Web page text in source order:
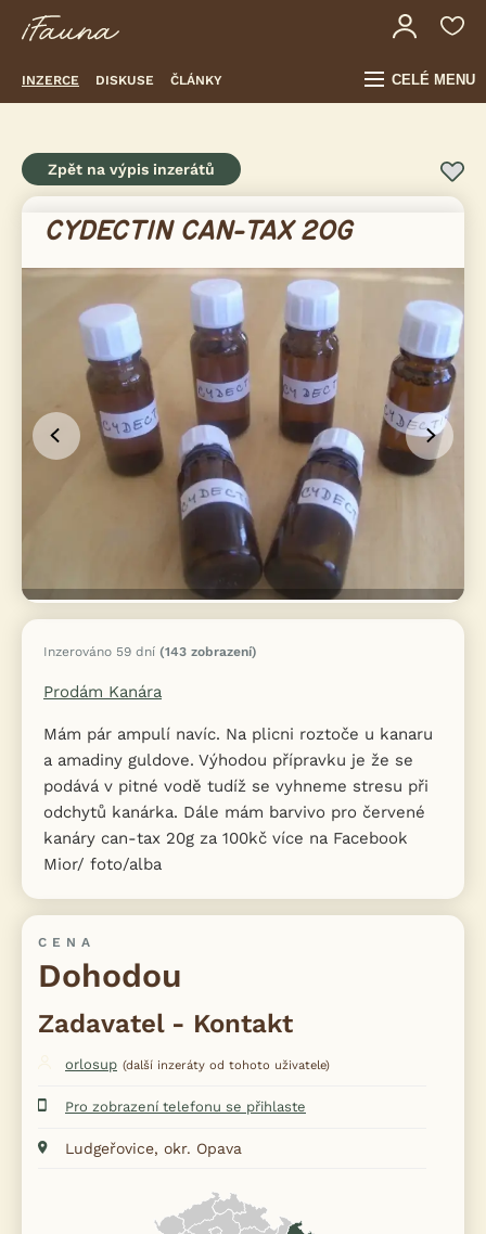
INZERCE DISKUSE ČLÁNKY CELÉ MENU
Zpět na výpis inzerátů
Inzerováno 59 dní (143 zobrazení)
Prodám Kanára
Mám pár ampulí navíc. Na plicni roztoče u kanaru
a amadiny guldove. Výhodou přípravku je že se
podává v pitné vodě tudíž se vyhneme stresu při
odchytů kanárka. Dále mám barvivo pro červené
kanáry can-tax 20g za 100kč více na Facebook
Mior/ foto/alba
CENA
Dohodou
Zadavatel - Kontakt
orlosup (další inzeráty od tohoto uživatele)
Pro zobrazení telefonu se přihlaste
Ludgeřovice, okr. Opava
CYDECTIN CAN-TAX 20G